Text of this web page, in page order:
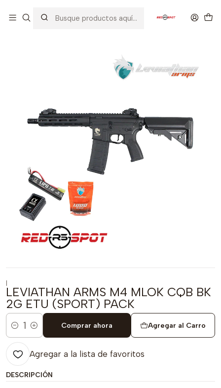
LEVIATHAN ARMS M4 MLOK CQB BK 2G ETU (SPORT) PACK
|
LEVIATHAN ARMS M4 MLOK CQB BK
2G ETU (SPORT) PACK
Cantidad
Agregar al Carro
Comprar ahora
Agregar a la lista de favoritos
DESCRIPCIÓN